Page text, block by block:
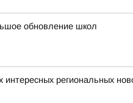
обновление школ
региональных